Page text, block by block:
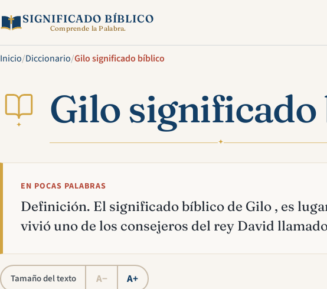
SIGNIFICADO BÍBLICO
Comprende la Palabra.
Inicio/Diccionario/Gilo significado bíblico
✦ Gilo
✦
EN POCAS PALABRAS
Definición. El significado bíblico de Gilo , es
vivió uno de los consejeros del rey David
Tamaño del texto A− A+